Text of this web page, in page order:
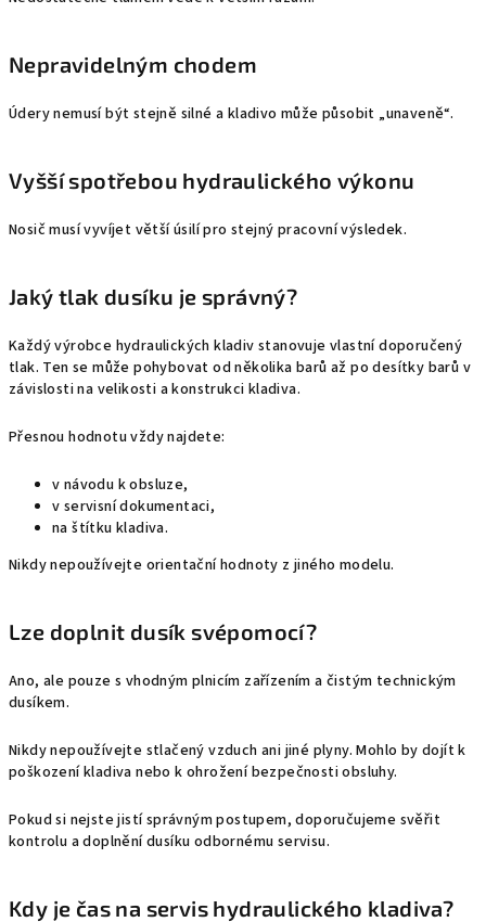
Nepravidelným chodem
Údery nemusí být stejně silné a kladivo může působit „unaveně“.
Vyšší spotřebou hydraulického výkonu
Nosič musí vyvíjet větší úsilí pro stejný pracovní výsledek.
Jaký tlak dusíku je správný?
Každý výrobce hydraulických kladiv stanovuje vlastní doporučený
tlak. Ten se může pohybovat od několika barů až po desítky barů v
závislosti na velikosti a konstrukci kladiva.
Přesnou hodnotu vždy najdete:
v návodu k obsluze,
v servisní dokumentaci,
na štítku kladiva.
Nikdy nepoužívejte orientační hodnoty z jiného modelu.
Lze doplnit dusík svépomocí?
Ano, ale pouze s vhodným plnicím zařízením a čistým technickým
dusíkem.
Nikdy nepoužívejte stlačený vzduch ani jiné plyny. Mohlo by dojít k
poškození kladiva nebo k ohrožení bezpečnosti obsluhy.
Pokud si nejste jistí správným postupem, doporučujeme svěřit
kontrolu a doplnění dusíku odbornému servisu.
Kdy je čas na servis hydraulického kladiva?